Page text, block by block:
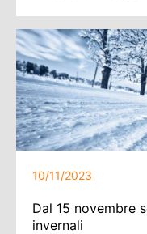
10/11/2023
Dal 15 novembre
invernali